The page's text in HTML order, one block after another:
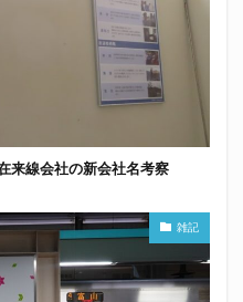
来線会社の新会社名考察
雑記